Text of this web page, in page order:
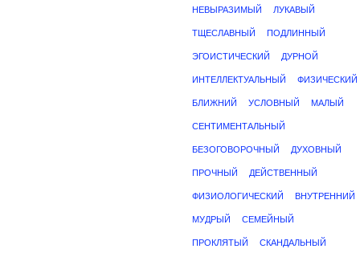
НЕВЫРАЗИМЫЙ ЛУКАВЫЙ
ТЩЕСЛАВНЫЙ ПОДЛИННЫЙ
ЭГОИСТИЧЕСКИЙ ДУРНОЙ
ИНТЕЛЛЕКТУАЛЬНЫЙ ФИЗИЧЕСКИЙ
БЛИЖНИЙ УСЛОВНЫЙ МАЛЫЙ
СЕНТИМЕНТАЛЬНЫЙ
БЕЗОГОВОРОЧНЫЙ ДУХОВНЫЙ
ПРОЧНЫЙ ДЕЙСТВЕННЫЙ
ФИЗИОЛОГИЧЕСКИЙ ВНУТРЕННИЙ
МУДРЫЙ СЕМЕЙНЫЙ
ПРОКЛЯТЫЙ СКАНДАЛЬНЫЙ